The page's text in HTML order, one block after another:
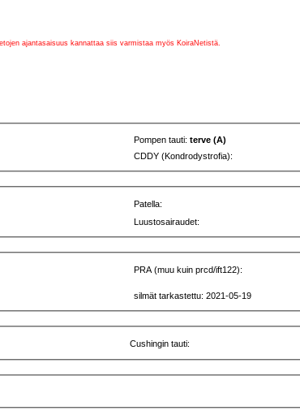
ajantasaisuus kannattaa siis varmistaa myös KoiraNetistä.
Pompen tauti:terve (A)
CDDY (Kondrodystrofia):
Patella:
Luustosairaudet:
PRA (muu kuin prcd/ift122):
silmät tarkastettu: 2021-05-19
Cushingin tauti: